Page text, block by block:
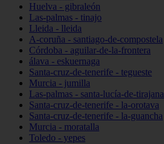
Huelva - gibraleón
Las-palmas - tinajo
Lleida - lleida
A-coruña - santiago-de-compostela
Córdoba - aguilar-de-la-frontera
álava - eskuernaga
Santa-cruz-de-tenerife - tegueste
Murcia - jumilla
Las-palmas - santa-lucía-de-tirajana
Santa-cruz-de-tenerife - la-orotava
Santa-cruz-de-tenerife - la-guancha
Murcia - moratalla
Toledo - yepes